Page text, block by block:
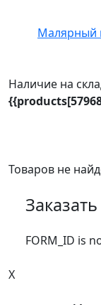
Малярный
Наличие на
Товаров не
FORM_ID is
X